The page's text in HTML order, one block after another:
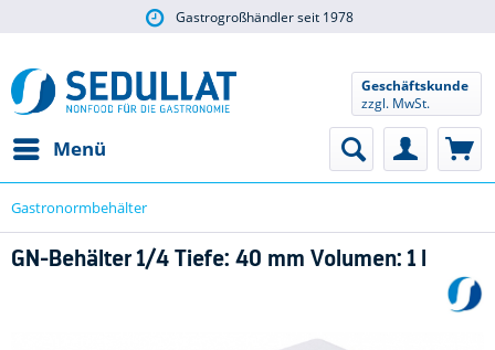
Gastrogroßhändler seit 1978
Menü
Geschäftskunde
zzgl. MwSt.
Gastronormbehälter
GN-Behälter 1/4 Tiefe: 40 mm Volumen: 1 l